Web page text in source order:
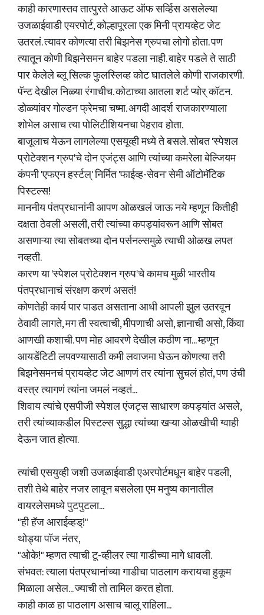
काही कारणास्तव तात्पुरते आऊट ऑफ सर्व्हिस असलेल्या
उजळाईवाडी एयरपोर्ट, कोल्हापूरला एक मिनी प्रायव्हेट जेट
उतरलं. त्यावर कोणत्या तरी बिझनेस ग्रुपचा लोगो होता. पण
त्यातून कोणी बिझनेसमन बाहेर पडला नाही. बाहेर पडले ते साठी
पार केलेले ब्लू सिल्क फुलस्लिव्ह कोट घातलेले कोणी राजकारणी.
पॅन्ट देखील निळ्या रंगाचीच. कोटाच्या आतला शर्ट प्योर् कॉटन.
डोळ्यांवर गोल्डन फ्रेमचा चष्मा. अगदी आदर्श राजकारण्याला
शोभेल असाच त्या पोलिटीशियनचा पेहराव होता.
बाजूलाच येऊन लागलेल्या एसयूव्ही मध्ये ते बसले. सोबत 'स्पेशल
प्रोटेक्शन ग्रुप'चे दोन एजंट्स आणि त्यांच्या कमरेला बेल्जियम
कंपनी 'एफएन हर्स्टल्' निर्मित 'फाईव्ह-सेवन' सेमी ऑटोमॅटिक
पिस्टल्स!
माननीय पंतप्रधानांनी आपण ओळखलं जाऊ नये म्हणून कितीही
दक्षता ठेवली असली, तरी त्यांच्या कपड्यांवरून आणि सोबत
असणाऱ्या त्या सोबतच्या दोन पर्सनल्समुळे त्याची ओळख लपत
नव्हती.
कारण या 'स्पेशल प्रोटेक्शन ग्रुप'चे कामच मुळी भारतीय
पंतप्रधानाचं संरक्षण करणं असतं!
कोणतेही कार्य पार पाडत असताना आधी आपली झुल उतरवून
ठेवावी लागते, मग ती स्वत्वाची, मीपणाची असो, ज्ञानाची असो, किंवा
आणखी कशाची. पण मोह आवरणे देखील कठीण ना... म्हणून
आयडेंटिटी लपवण्यासाठी कमी लवाजमा घेऊन कोणत्या तरी
बिझनेसमनचं प्रायव्हेट जेट आणणं तर त्यांना सुचलं होतं, पण उंची
वस्त्र त्यागणं त्यांना जमलं नव्हतं...
शिवाय त्यांचे एसपीजी स्पेशल एंजट्स साधारण कपड्यांत असले,
तरी त्यांच्याकडील पिस्टल्स सुद्धा त्यांच्या खऱ्या ओळखीची ग्वाही
देऊन जात होत्या.
त्यांची एसयुव्ही जशी उजळाईवाडी एअरपोर्टमधून बाहेर पडली,
तशी तेथे बाहेर नजर लावून बसलेला एम मनुष्य कानातील
वायरलेसमध्ये पुटपुटला...
"ही हॅज आराईव्हड्!"
थोड्या पॉज नंतर,
"ओके!" म्हणत त्याची टू-व्हीलर त्या गाडीच्या मागे धावली.
संभवत: त्याला पंतप्रधानांच्या गाडीचा पाठलाग करायचा हुकूम
मिळाला असेल... ज्याची तो तामिल करत होता.
काही काळ हा पाठलाग असाच चालू राहिला...